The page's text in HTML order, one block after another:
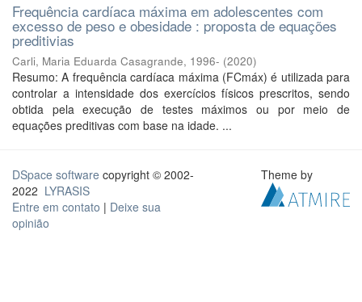
Frequência cardíaca máxima em adolescentes com
excesso de peso e obesidade : proposta de equações
preditivias
Carli, Maria Eduarda Casagrande, 1996- (2020)
Resumo: A frequência cardíaca máxima (FCmáx) é utilizada para
controlar a intensidade dos exercícios físicos prescritos, sendo
obtida pela execução de testes máximos ou por meio de
equações preditivas com base na idade. ...
DSpace software copyright © 2002-
2022 LYRASIS
Entre em contato | Deixe sua
opinião
Theme by